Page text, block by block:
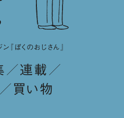
『ぼくのおじさん』
連載
買い物